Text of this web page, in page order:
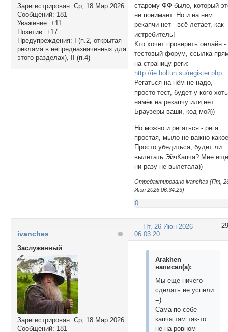
Зарегистрирован: Ср, 18 Мар 2026
Сообщений: 181
Уважение: +11
Позитив: +17
Предупреждения: I (п.2, открытая
реклама в непредназначенных для
этого разделах), II (п.4)
старому ФФ было, который
не понимает. Но и на нём
рекапчи нет - всё летает, как
истребитель!
Кто хочет проверить онлайн -
тестовый форум, ссылка
на страницу реги:
http://ie.boltun.su/register.php
Регаться на нём не надо,
просто тест, будет у кого хоть
намёк на рекапчу или нет.
Браузеры ваши, код мой))
Но можно и регаться - рега
простая, мыло не важно
Просто убедиться, будет ли
вылетать ЭйчКапча? Мне
ни разу не вылетала))
Отредактировано ivanches (Пт,
Июн 2026 06:34:23)
0
29
Пт, 26 Июн 2026
06:03:20
ivanches
Заслуженный
Зарегистрирован: Ср, 18 Мар 2026
Сообщений: 181
Arakhen
написал(а):
Мы еще ничего
сделать не успели
=)
Сама по себе
капча там так-то
не на ровном